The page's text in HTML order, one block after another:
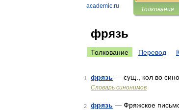
academic.ru Толкования
фрязь
Толкование Перевод
1 фрязь — сущ., кол во
Словарь синонимов
2 фрязь — Фряжское